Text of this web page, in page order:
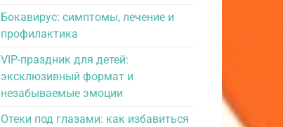
Бокавирус: симптомы, лечение и
профилактика
VIP-праздник для детей:
эксклюзивный формат и
незабываемые эмоции
Отеки под глазами: как избавиться